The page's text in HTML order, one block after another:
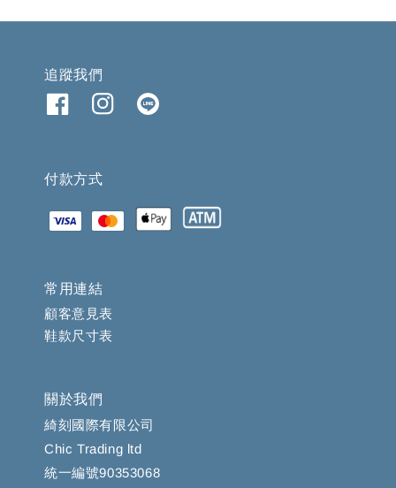
追蹤我們
付款方式
常用連結
顧客意見表
鞋款尺寸表
關於我們
綺刻國際有限公司
Chic Trading ltd
統一編號90353068